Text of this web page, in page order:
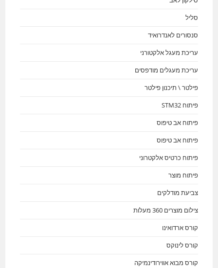
סליל
סנסורים לאנדרואיד
עריכת מעגל אלקטורני
עריכת מעגלים מודפסים
פילטר \ תיכנון פילטר
פיתוח STM32
פיתוח אב טיפוס
פיתוח אב טיפוס
פיתוח כרטיס אלקטרוני
פיתוח מוצר
צביעת מודלקים
צילום מוצרים 360 מעלות
קורס ארדואינו
קורס לינוקס
קורס מבוא אווירודינמיקה